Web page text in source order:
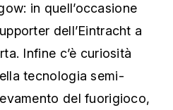
in quell’occasione
dell’Eintracht a
Infine c’è curiosità
tecnologia semi-
del fuorigioco,